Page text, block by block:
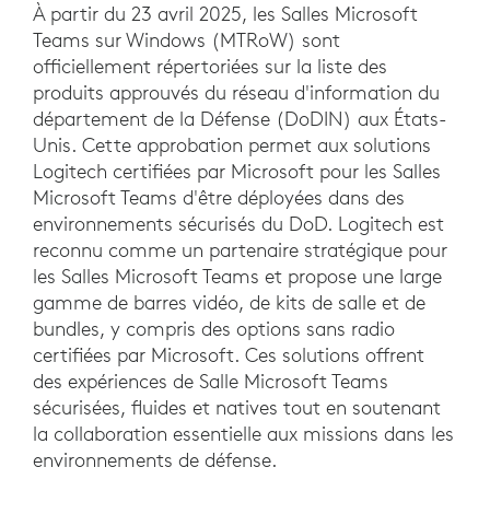
À partir du 23 avril 2025, les Salles Microsoft
Teams sur Windows (MTRoW) sont
officiellement répertoriées sur la liste des
produits approuvés du réseau d'information du
département de la Défense (DoDIN) aux États-
Unis. Cette approbation permet aux solutions
Logitech certifiées par Microsoft pour les Salles
Microsoft Teams d'être déployées dans des
environnements sécurisés du DoD. Logitech est
reconnu comme un partenaire stratégique pour
les Salles Microsoft Teams et propose une large
gamme de barres vidéo, de kits de salle et de
bundles, y compris des options sans radio
certifiées par Microsoft. Ces solutions offrent
des expériences de Salle Microsoft Teams
sécurisées, fluides et natives tout en soutenant
la collaboration essentielle aux missions dans les
environnements de défense.